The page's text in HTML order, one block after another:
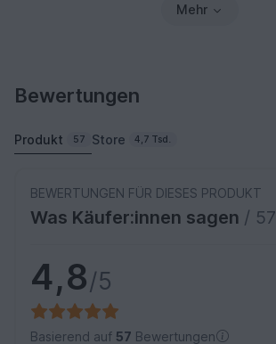
Mehr
Bewertungen
Produkt 57 Store 4,7 Tsd.
BEWERTUNGEN FÜR DIESES PRODUKT
Was Käufer:innen sagen / 57
4,8/5
Basierend auf 57 Bewertungen